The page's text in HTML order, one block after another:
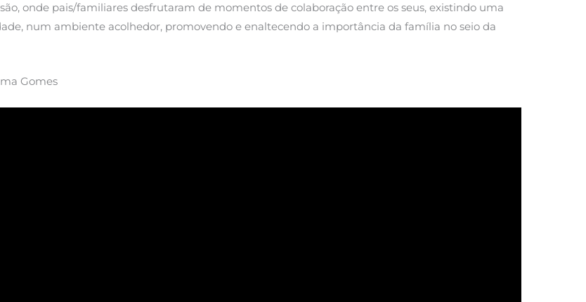
onde pais/familiares desfrutaram de momentos de colaboração entre os seus, existindo uma
num ambiente acolhedor, promovendo e enaltecendo a importância da família no seio da
Gomes